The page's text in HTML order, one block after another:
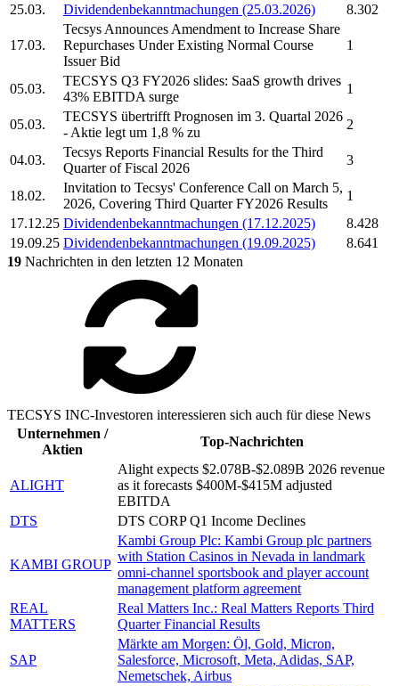
25.03.
Dividendenbekanntmachungen (25.03.2026) 8.302
17.03.
Tecsys Announces Amendment to Increase Share
Repurchases Under Existing Normal Course
Issuer Bid
1
05.03.
TECSYS Q3 FY2026 slides: SaaS growth drives
43% EBITDA surge
1
05.03.
TECSYS übertrifft Prognosen im 3. Quartal 2026
- Aktie legt um 1,8 % zu
2
04.03.
Tecsys Reports Financial Results for the Third
Quarter of Fiscal 2026
3
18.02.
Invitation to Tecsys' Conference Call on March 5,
2026, Covering Third Quarter FY2026 Results
1
17.12.25 Dividendenbekanntmachungen (17.12.2025)
8.428
19.09.25 Dividendenbekanntmachungen (19.09.2025)
8.641
19 Nachrichten in den letzten 12 Monaten
TECSYS INC-Investoren interessieren sich auch für diese News
Unternehmen /
Aktien
Top-Nachrichten
ALIGHT
Alight expects $2.078B-$2.089B 2026 revenue
as it forecasts $400M-$415M adjusted
EBITDA
DTS
DTS CORP Q1 Income Declines
KAMBI GROUP
Kambi Group Plc: Kambi Group plc partners
with Station Casinos in Nevada in landmark
omni-channel sportsbook and player account
management platform agreement
REAL
MATTERS
Real Matters Inc.: Real Matters Reports Third
Quarter Financial Results
SAP
Märkte am Morgen: Öl, Gold, Micron,
Salesforce, Microsoft, Meta, Adidas, SAP,
Nemetschek, Airbus